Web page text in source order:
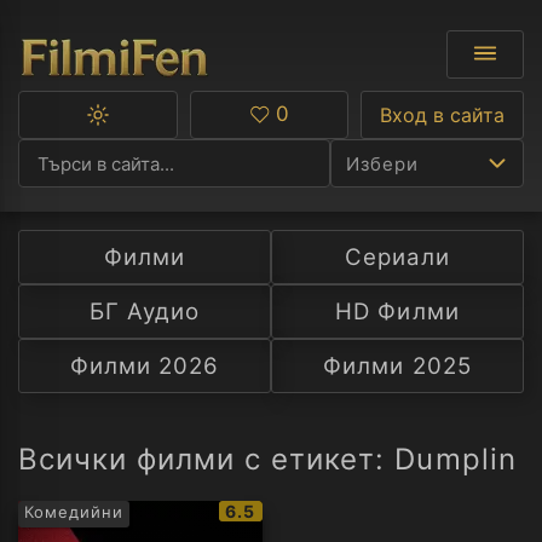
Избери
Ф
С
А
Превключване
тъмна
тема
Любими
0 Вход в сайта
Филми
Сериали
БГ Аудио
HD Филми
Филми 2026
Филми 2025
Всички филми с етикет: Dumplin
Комедийни
IMDb
6.5